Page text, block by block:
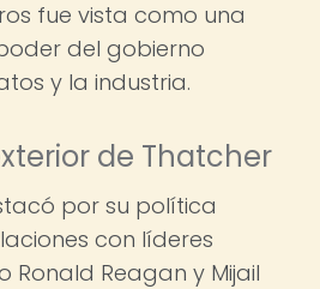
fue vista como una
del gobierno
y la industria.
de Thatcher
por su política
con líderes
Ronald Reagan y Mijail